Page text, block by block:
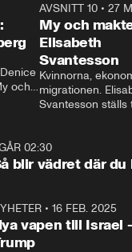
23:40
och
AVSNITT 10 •27
My och
Elisabeth
Svantesson
Kvinnorna,
migrationen.
Svantesson ställs
02:30
blir vädret där du
• 16 FEB. 2025
vapen till Israel